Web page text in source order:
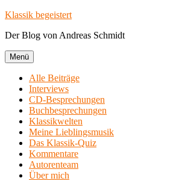
Zum
springen
Klassik begeistert
Der Blog von Andreas Schmidt
Menü
Alle Beiträge
Interviews
CD-Besprechungen
Buchbesprechungen
Klassikwelten
Meine Lieblingsmusik
Das Klassik-Quiz
Kommentare
Autorenteam
Über mich